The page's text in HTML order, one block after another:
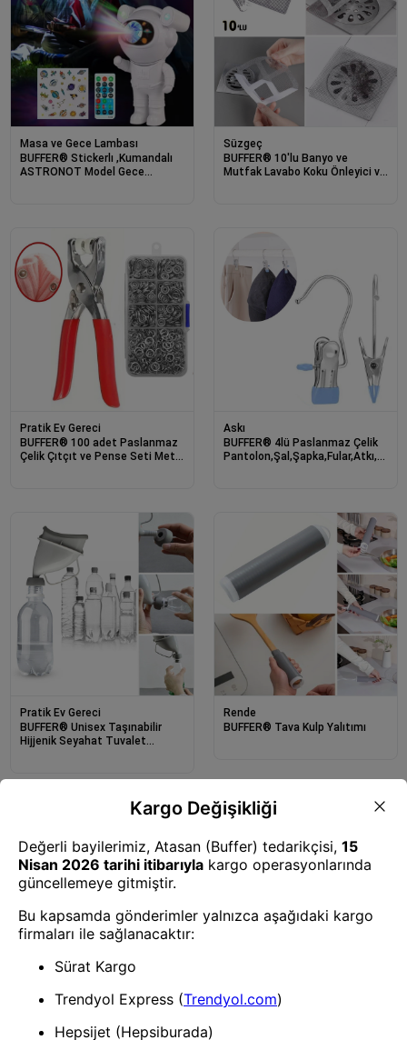
Masa ve Gece Lambası
BUFFER® Stickerlı ,Kumandalı
ASTRONOT Model Gece
Süzgeç
BUFFER® 10'lu Banyo ve
Mutfak Lavabo Koku Önleyici ve
Pratik Ev Gereci
BUFFER® 100 adet Paslanmaz
Çelik Çıtçıt ve Pense Seti Metal
Askı
BUFFER® 4lü Paslanmaz Çelik
Pratik Ev Gereci
BUFFER® Unisex Taşınabilir
Hijjenik Seyahat Tuvalet
Rende
BUFFER® Tava Kulp Yalıtımı
Rende
BUFFER® Mutfak
Sebze,Meyve,Et,Balık,Ekmek
Pratik Ev Gereci
BUFFER® 2'li Bebek Arabası,